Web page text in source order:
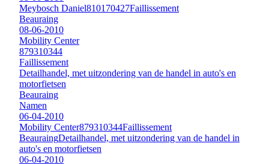
Meybosch Daniel810170427Faillissement
Beauraing
08-06-2010
Mobility Center
879310344
Faillissement
Detailhandel, met uitzondering van de handel in auto's en
motorfietsen
Beauraing
Namen
06-04-2010
Mobility Center879310344Faillissement
BeauraingDetailhandel, met uitzondering van de handel in
auto's en motorfietsen
06-04-2010